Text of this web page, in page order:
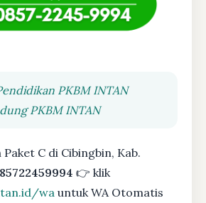
PKBM INTAN
PKBM INTAN
C di Cibingbin, Kab.
👉 klik
wa untuk WA Otomatis